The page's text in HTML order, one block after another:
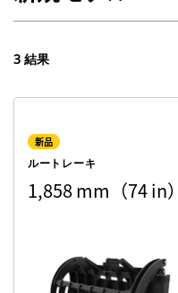
3 結果
新品
ルートレーキ
1,858 mm（74 in）